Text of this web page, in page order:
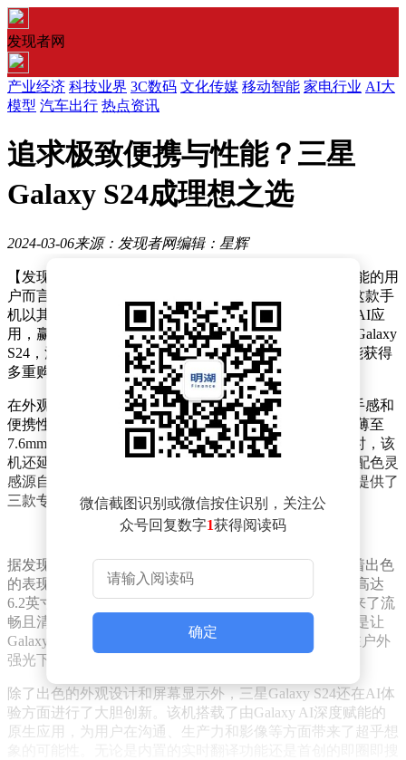
发现者网
产业经济 科技业界 3C数码 文化传媒 移动智能 家电行业 AI大
模型 汽车出行 热点资讯
追求极致便携与性能？三星
Galaxy S24成理想之选
2024-03-06来源：发现者网编辑：星辉
【发现者网】3月6日消息，对于追求手机便携与旗舰性能的用
户而言，三星Galaxy S24无疑成为了当下的理想选择。这款手
机以其轻薄精致的外观设计，结合强大的性能和前沿的AI应
用，赢得了消费者的广泛赞誉。目前，在三星商城购买Galaxy
S24，消费者不仅可以享受到专属的机身配色选择，还能获得
多重购机优惠。
在外观设计上，三星Galaxy S24充分考虑了用户的握持手感和
便携性需求。通过精湛的制造工艺，实现了轻至167g、薄至
7.6mm的轻薄机身，为用户提供了极致的便携体验。同时，该
机还延续了三星一贯的简约风格，机身线条优雅流畅，配色灵
感源自珍稀矿物，时尚且百搭。此外，三星商城还独家提供了
三款专属配色，满足用户的个性化需求。
据发现者网了解，三星Galaxy S24在屏幕显示方面也有着出色
的表现。得益于三星在屏幕领域的技术优势，该机拥有高达
6.2英寸的屏幕尺寸和1-120Hz自适应刷新率，为用户带来了流
畅且清晰的视觉体验。同时，其2600尼特的峰值亮度更是让
Galaxy S24成为了Galaxy系列中“最亮的显示屏”。即使在户外
强光下，用户也能享受到清晰、亮丽的画面效果。
除了出色的外观设计和屏幕显示外，三星Galaxy S24还在AI体
验方面进行了大胆创新。该机搭载了由Galaxy AI深度赋能的
原生应用，为用户在沟通、生产力和影像等方面带来了超乎想
微信截图识别或微信按住识别，关注公
众号回复数字1获得阅读码
确定